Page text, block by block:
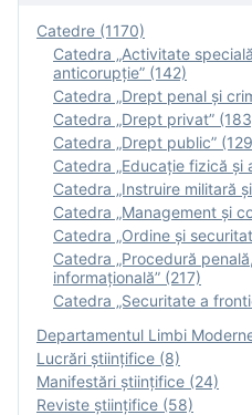
Catedre (1170)
Catedra „Activitate
anticorupție” (142)
Catedra „Drept penal și
Catedra „Drept privat”
Catedra „Drept public”
Catedra „Educație fizică şi
Catedra „Instruire militară
Catedra „Management și
Catedra „Ordine și
Catedra „Procedură
informațională” (217)
Catedra „Securitate a
Departamentul Limbi
Lucrări științifice (8)
Manifestări ştiinţifice (24)
Reviste ştiinţifice (58)